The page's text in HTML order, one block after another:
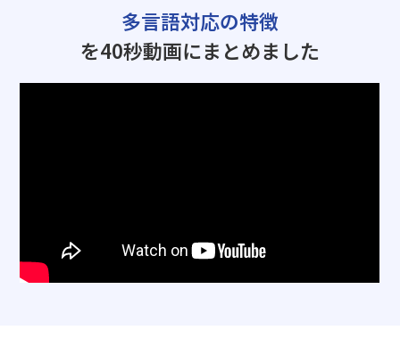
多言語対応の特徴
を40秒動画にまとめました